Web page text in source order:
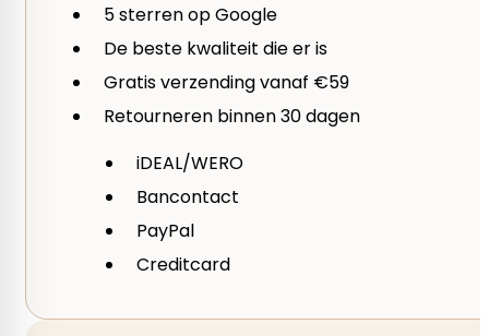
Merk
Lang Yarns
Garen
Mohair, Wol, Zijde
5 sterren op Google
De beste kwaliteit die er is
Gratis verzending vanaf €59
Retourneren binnen 30 dagen
iDEAL/WERO
Bancontact
PayPal
Creditcard